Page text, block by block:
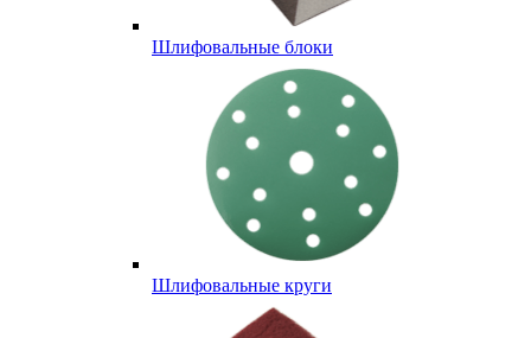
Шлифовальные блоки
Шлифовальные круги